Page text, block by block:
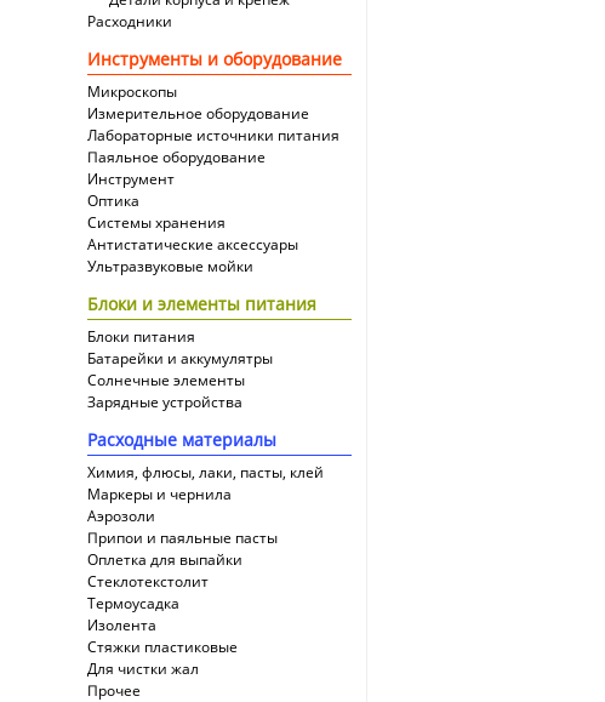
Расходники
Инструменты и оборудование
Микроскопы
Измерительное оборудование
Лабораторные источники питания
Паяльное оборудование
Инструмент
Оптика
Системы хранения
Антистатические аксессуары
Ультразвуковые мойки
Блоки и элементы питания
Блоки питания
Батарейки и аккумулятры
Солнечные элементы
Зарядные устройства
Расходные материалы
Химия, флюсы, лаки, пасты, клей
Маркеры и чернила
Аэрозоли
Припои и паяльные пасты
Оплетка для выпайки
Cтеклотекстолит
Термоусадка
Изолента
Стяжки пластиковые
Для чистки жал
Прочее